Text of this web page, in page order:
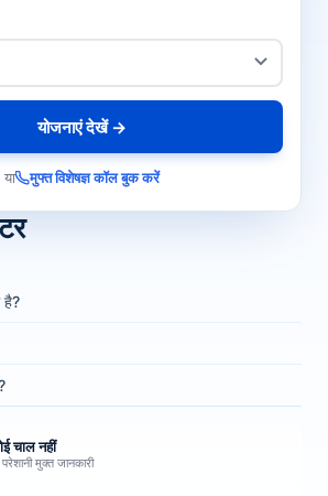
है?
चाल नहीं
मुक्त जानकारी
योजनाएं देखें →
या मुफ्त विशेषज्ञ कॉल बुक करें